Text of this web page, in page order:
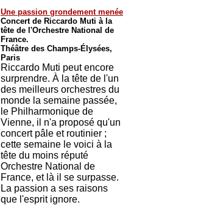
Une passion grondement menée
Concert de Riccardo Muti à la
tête de l'Orchestre National de
France.
Théâtre des Champs-Élysées,
Paris
Riccardo Muti peut encore
surprendre. À la tête de l'un
des meilleurs orchestres du
monde la semaine passée,
le Philharmonique de
Vienne, il n'a proposé qu'un
concert pâle et routinier ;
cette semaine le voici à la
tête du moins réputé
Orchestre National de
France, et là il se surpasse.
La passion a ses raisons
que l'esprit ignore.